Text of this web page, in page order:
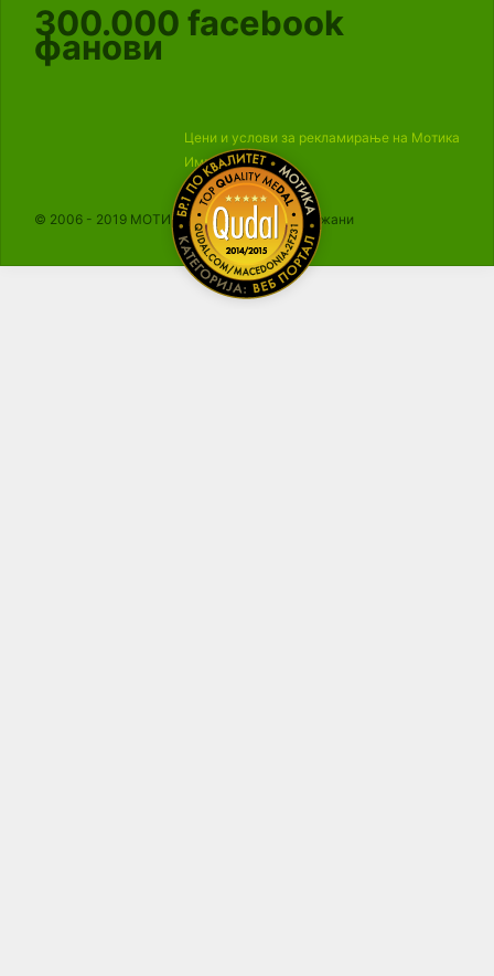
300.000 facebook
фанови
Цени и услови за рекламирање на Мотика
Импресум
© 2006 - 2019 МОТИКА, Сите права се задржани